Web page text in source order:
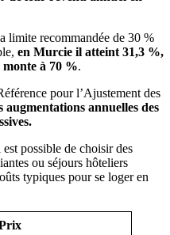
limite recommandée de 30 %
en Murcie il atteint 31,3 %,
monte à 70 %.
pour l’Ajustement des
augmentations annuelles des
possible de choisir des
ou séjours hôteliers
typiques pour se loger en